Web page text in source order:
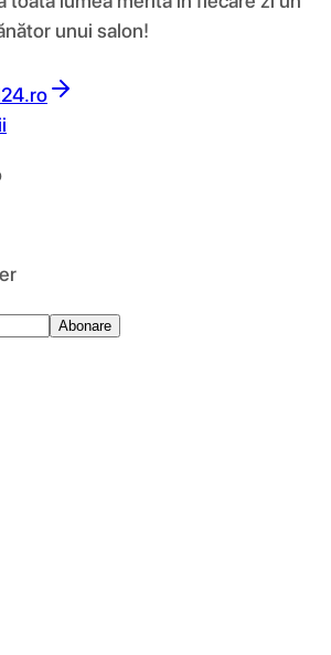
unui salon!
Abonare